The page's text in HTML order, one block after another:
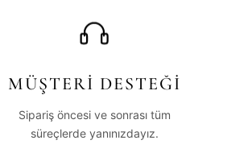
MÜŞTERİ DESTEĞİ
Sipariş öncesi ve sonrası tüm
süreçlerde yanınızdayız.